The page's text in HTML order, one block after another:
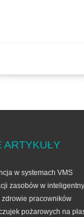
ARTYKUŁY
w systemach VMS
zasobów w
zdrowie pracowników
pożarowych na